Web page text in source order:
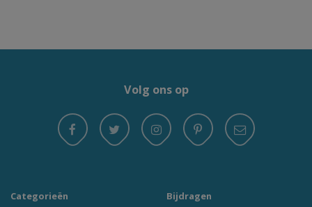
Volg ons op
Categorieën
Bijdragen